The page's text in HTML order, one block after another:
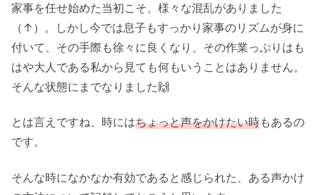
家事を任せ始めた当初こそ、様々な混乱がありました
（↑）。しかし今では息子もすっかり家事のリズムが身に
付いて、その手際も徐々に良くなり、その作業っぷりはも
はや大人である私から見ても何もいうことはありません。
そんな状態にまでなりました🙌
とは言えですね、時にはちょっと声をかけたい時もあるの
です。
そんな時になかなか有効であると感じられた、ある声かけ